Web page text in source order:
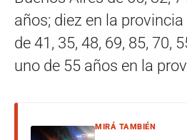
años; diez en la
de 41, 35, 48, 69, 85, 70,
uno de 55 años en la
MIRÁ TAMBIÉN